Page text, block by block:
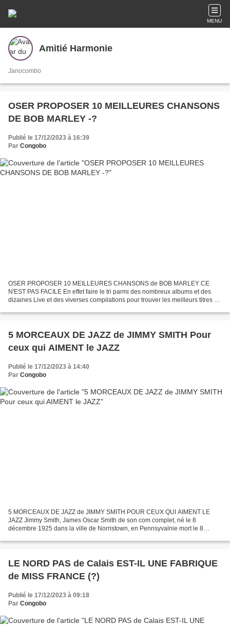
MENU
Amitié Harmonie
Janocombo
OSER PROPOSER 10 MEILLEURES CHANSONS
DE BOB MARLEY -?
Publié le 17/12/2023 à 16:39
Par Congobo
OSER PROPOSER 10 MEILLEURES CHANSONS de BOB MARLEY CE
N'EST PAS FACILE En effet faire le tri parmi des nombreux albums et des
dizaines Live et des viverses compilations pour trouver les meilleurs titres de
5 MORCEAUX DE JAZZ de JIMMY SMITH Pour
ceux qui AIMENT le JAZZ
Publié le 17/12/2023 à 14:40
Par Congobo
5 MORCEAUX DE JAZZ de JIMMY SMITH POUR CEUX QUI AIMENT LE
JAZZ Jimmy Smith, James Oscar Smith de son com complet, né le 8
décembre 1925 dans la ville de Norristown, en Pennsyvalnie mort le 8
LE NORD PAS de Calais EST-IL UNE FABRIQUE
de MISS FRANCE (?)
Publié le 17/12/2023 à 09:18
Par Congobo